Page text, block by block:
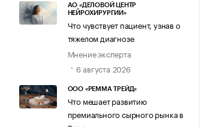
АО «ДЕЛОВОЙ ЦЕНТР
НЕЙРОХИРУРГИИ»
Что чувствует пациент, узнав о
тяжелом диагнозе
Мнение эксперта
6 августа 2026
ООО «РЕММА ТРЕЙД»
Что мешает развитию
премиального сырного рынка в